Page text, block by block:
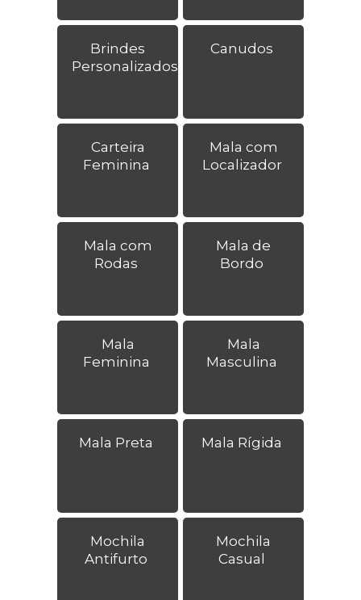
Brindes
Personalizados
Canudos
Carteira
Feminina
Mala com
Localizador
Mala com
Rodas
Mala de
Bordo
Mala
Feminina
Mala
Masculina
Mala Preta Mala Rígida
Mochila
Antifurto
Mochila
Casual